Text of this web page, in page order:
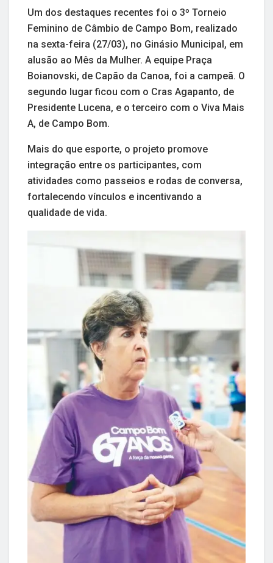
Um dos destaques recentes foi o 3º Torneio
Feminino de Câmbio de Campo Bom, realizado
na sexta-feira (27/03), no Ginásio Municipal, em
alusão ao Mês da Mulher. A equipe Praça
Boianovski, de Capão da Canoa, foi a campeã. O
segundo lugar ficou com o Cras Agapanto, de
Presidente Lucena, e o terceiro com o Viva Mais
A, de Campo Bom.
Mais do que esporte, o projeto promove
integração entre os participantes, com
atividades como passeios e rodas de conversa,
fortalecendo vínculos e incentivando a
qualidade de vida.